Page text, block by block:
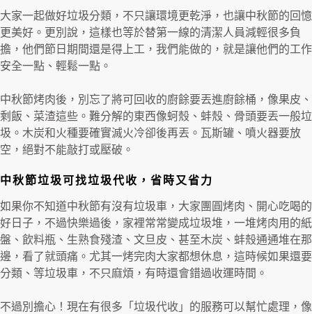
大家一起做好垃圾分類，不只讓環境更乾淨，也讓中秋節的回憶
更美好。更別說，這樣也等於替第一線的清潔人員減輕很多負
擔，他們節日期間還是得上工，我們能做的，就是讓他們的工作
安全一點、輕鬆一點。
中秋節烤肉後，別忘了將可回收的廚餘要丟進廚餘桶，像果皮、
剩飯、菜渣這些。難分解的東西像蚵殼、蚌殼、骨頭要丟一般垃
圾。木炭和火種要確實滅火冷卻後再丟。瓦斯罐、噴火器要放
空，絕對不能敲打或壓破。
中秋節垃圾可找垃圾代收，省時又省力
如果你不知道中秋節有沒有垃圾車，大家團圓烤肉、開心吃喝的
好日子，不過快樂過後，家裡常常變成垃圾堆，一堆烤肉用的紙
盤、飲料瓶、生熟食殘渣、文旦皮、甚至木炭、蚌殼通通堆在那
邊，看了就頭痛。尤其一烤完肉大家都想休息，這時候如果還要
分類、等垃圾車，不只麻煩，有時還會錯過收運時間。
不過別擔心！現在有很多「垃圾代收」的服務可以幫忙處理，像